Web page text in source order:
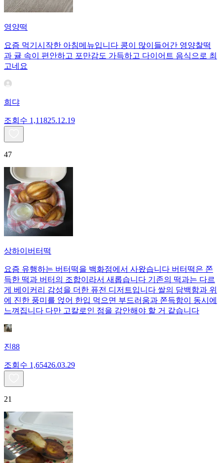
영양떡
요즘 먹기시작한 아침메뉴입니다 콩이 많이들어간 영양찰떡
과 귤 속이 편안하고 포만감도 가득하고 다이어트 음식으로 최
고네요
희댜
조회수 1,11825.12.19
47
상하이버터떡
요즘 유행하는 버터떡을 백화점에서 사왔습니다 버터떡은 쫀
득한 떡과 버터의 조합이라서 새롭습니다 기존의 떡과는 다르
게 베이커리 감성을 더한 퓨전 디저트입니다 쌀의 담백함과 위
에 진한 풍미를 얹어 한입 먹으면 부드러움과 쫀득함이 동시에
느껴집니다 다만 고칼로인 점을 감안해야 할 거 같습니다
진88
조회수 1,65426.03.29
21